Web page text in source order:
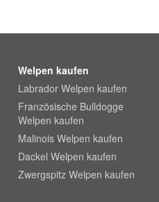
Welpen kaufen
Labrador Welpen kaufen
Französische Bulldogge
Welpen kaufen
Malinois Welpen kaufen
Dackel Welpen kaufen
Zwergspitz Welpen kaufen